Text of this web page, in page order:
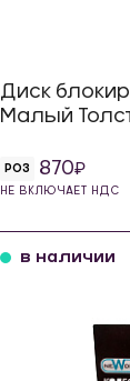
Диск
Малый
РОЗ 870
НЕ ВКЛЮЧАЕТ НДС
в наличии